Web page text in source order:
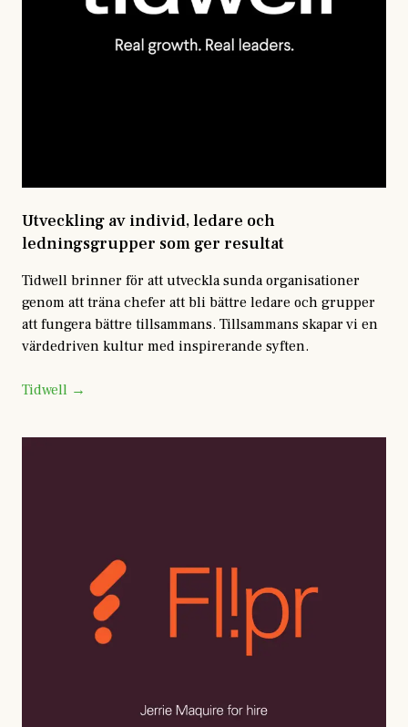
Utveckling av individ, ledare och
ledningsgrupper som ger resultat
Tidwell brinner för att utveckla sunda organisationer
genom att träna chefer att bli bättre ledare och grupper
att fungera bättre tillsammans. Tillsammans skapar vi en
värdedriven kultur med inspirerande syften.
Tidwell →